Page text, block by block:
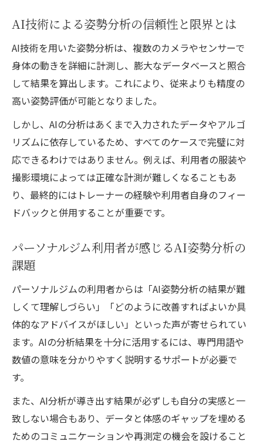
AI技術による姿勢分析の信頼性と限界とは
AI技術を用いた姿勢分析は、複数のカメラやセンサーで
身体の動きを詳細に計測し、膨大なデータベースと照合
して結果を算出します。これにより、従来よりも精度の
高い姿勢評価が可能となりました。
しかし、AIの分析はあくまで入力されたデータやアルゴ
リズムに依存しているため、すべてのケースで完璧に対
応できるわけではありません。例えば、利用者の服装や
撮影環境によっては正確な計測が難しくなることもあ
り、最終的にはトレーナーの経験や利用者自身のフィー
ドバックと併用することが重要です。
パーソナルジム利用者が感じるAI姿勢分析の
課題
パーソナルジムの利用者からは「AI姿勢分析の結果が難
しくて理解しづらい」「どのように改善すればよいか具
体的なアドバイスがほしい」といった声が寄せられてい
ます。AIの分析結果を十分に活用するには、専門用語や
数値の意味を分かりやすく説明するサポートが必要で
す。
また、AI分析が導き出す結果が必ずしも自分の実感と一
致しない場合もあり、データと体感のギャップを埋める
ためのコミュニケーションや再測定の機会を設けること